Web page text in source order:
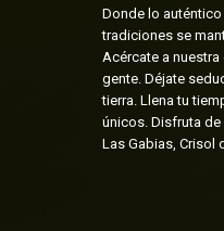
Donde lo
tradiciones se
Acércate a nuestra
gente. Déjate
tierra. Llena tu
únicos. Disfruta
Las Gabias, Crisol